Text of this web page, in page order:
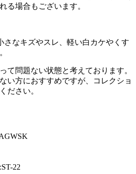
る場合もございます。
さなキズやスレ、軽い白カケやくす
て問題ない状態と考えております。
い方におすすめですが、コレクショ
ださい。
:ST-22